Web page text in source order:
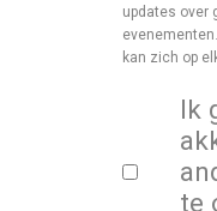
updates over
kan zich op
Ik
te